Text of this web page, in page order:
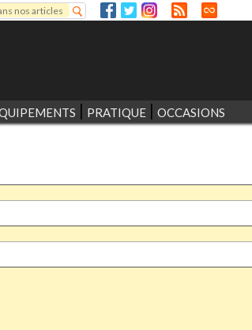
de recherche
PRATIQUE OCCASIONS